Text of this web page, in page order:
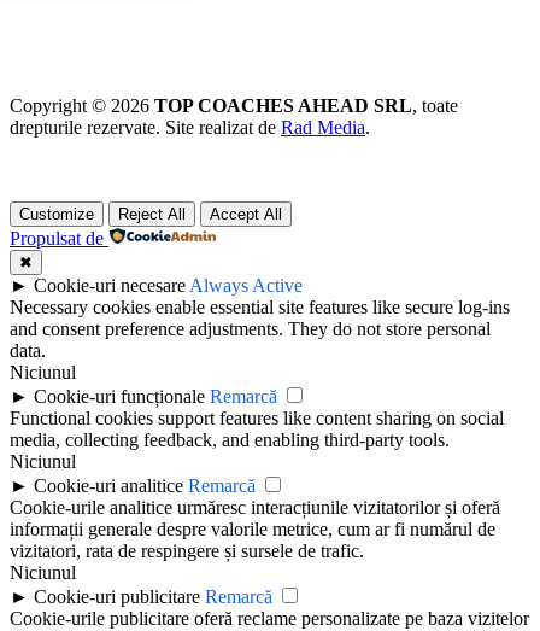
Copyright © 2026 TOP COACHES AHEAD SRL, toate
drepturile rezervate. Site realizat de Rad Media.
Customize Reject All Accept All
Propulsat de
✖
► Cookie-uri necesare Always Active
Necessary cookies enable essential site features like secure log-ins
and consent preference adjustments. They do not store personal
data.
Niciunul
► Cookie-uri funcționale Remarcă
Functional cookies support features like content sharing on social
media, collecting feedback, and enabling third-party tools.
Niciunul
► Cookie-uri analitice Remarcă
Cookie-urile analitice urmăresc interacțiunile vizitatorilor și oferă
informații generale despre valorile metrice, cum ar fi numărul de
vizitatori, rata de respingere și sursele de trafic.
Niciunul
► Cookie-uri publicitare Remarcă
Cookie-urile publicitare oferă reclame personalizate pe baza vizitelor